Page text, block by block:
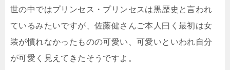
世の中ではプリンセス・プリンセスは黒歴史と言われ
ているみたいですが、佐藤健さんご本人曰く最初は女
装が慣れなかったものの可愛い、可愛いといわれ自分
が可愛く見えてきたそうですよ。